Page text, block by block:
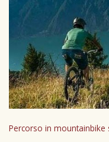
Percorso in mountainbike